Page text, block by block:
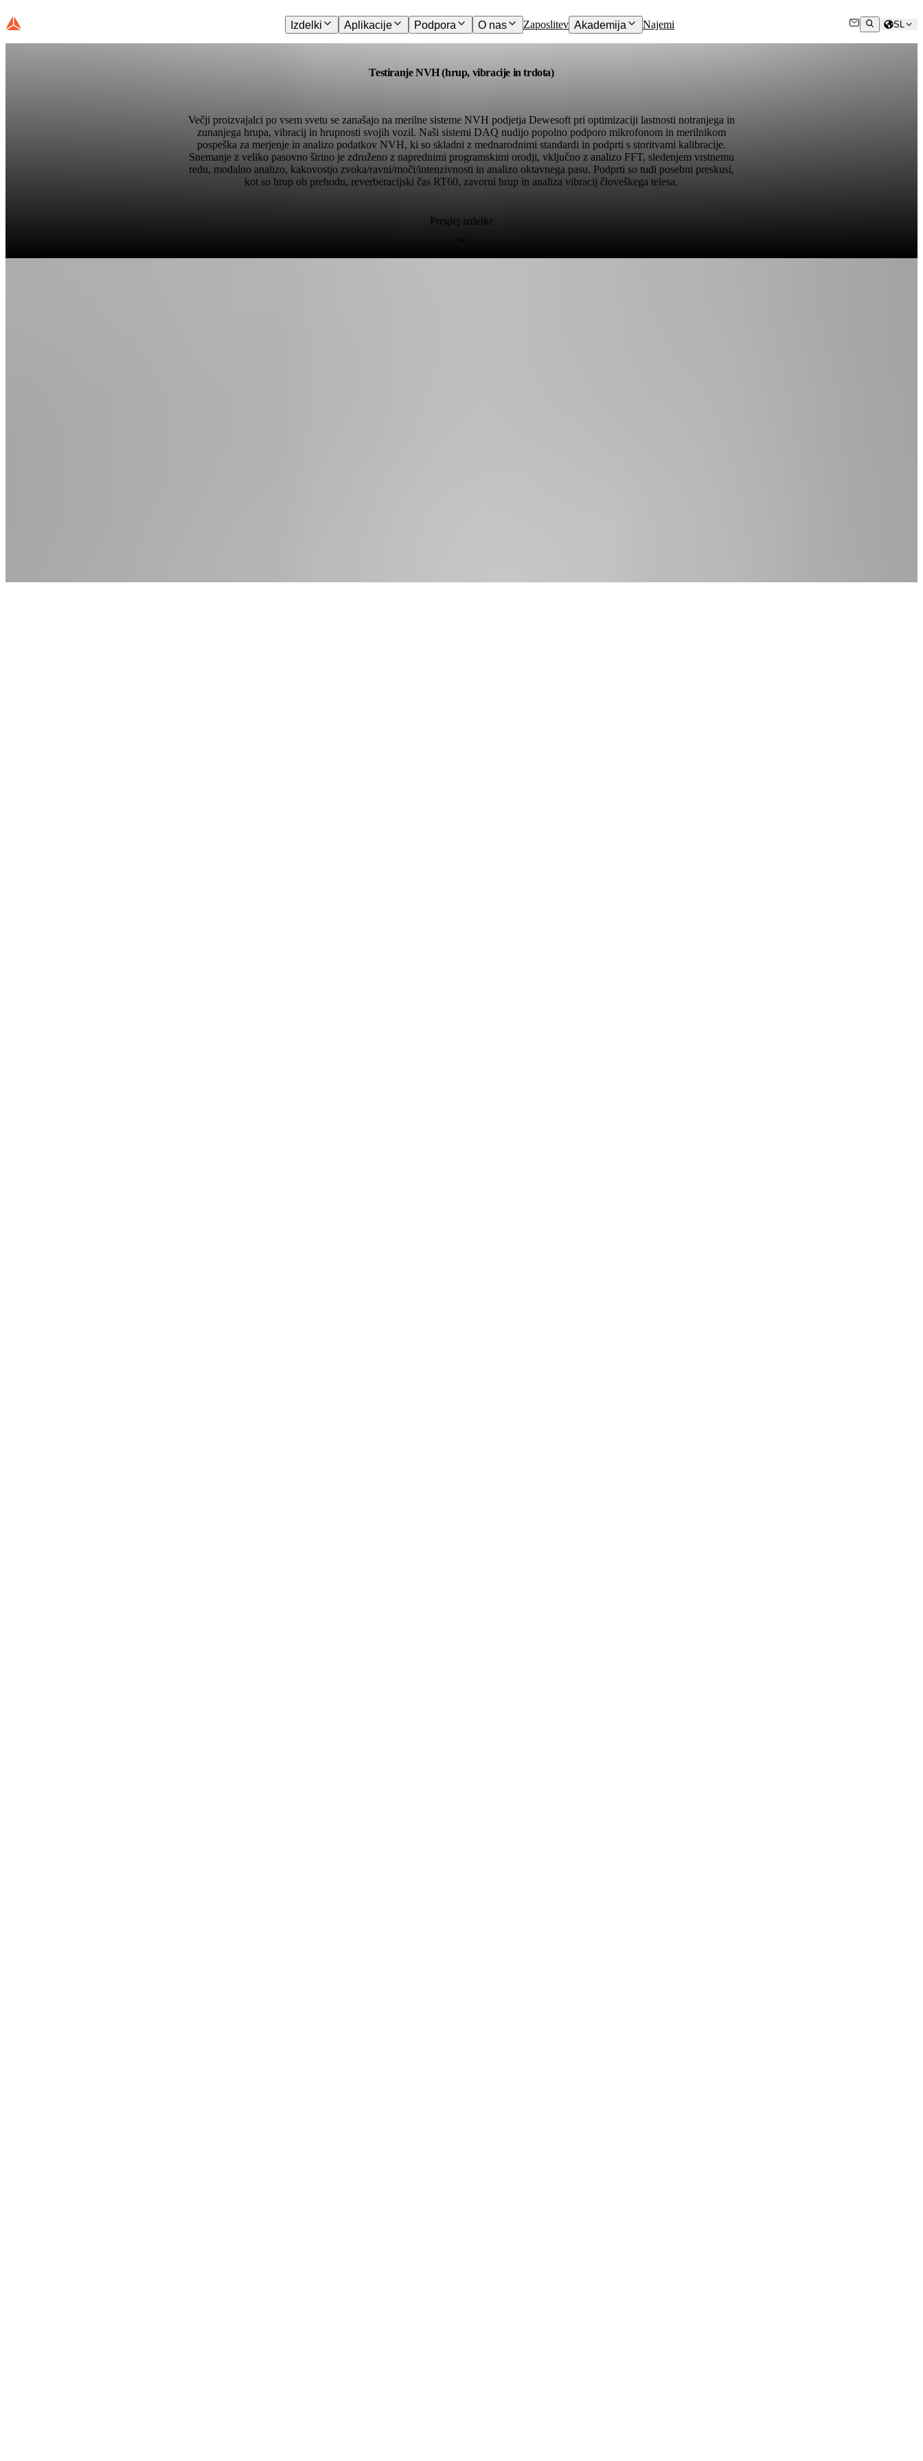
Izdelki Aplikacije Podpora O nas Zaposlitev Akademija Najemi SL
Testiranje NVH (hrup, vibracije in trdota)
Večji proizvajalci po vsem svetu se zanašajo na merilne sisteme NVH podjetja Dewesoft pri optimizaciji lastnosti notranjega in
zunanjega hrupa, vibracij in hrupnosti svojih vozil. Naši sistemi DAQ nudijo popolno podporo mikrofonom in merilnikom
pospeška za merjenje in analizo podatkov NVH, ki so skladni z mednarodnimi standardi in podprti s storitvami kalibracije.
Snemanje z veliko pasovno širino je združeno z naprednimi programskimi orodji, vključno z analizo FFT, sledenjem vrstnemu
redu, modalno analizo, kakovostjo zvoka/ravni/moči/intenzivnosti in analizo oktavnega pasu. Podprti so tudi posebni preskusi,
kot so hrup ob prehodu, reverberacijski čas RT60, zavorni hrup in analiza vibracij človeškega telesa.